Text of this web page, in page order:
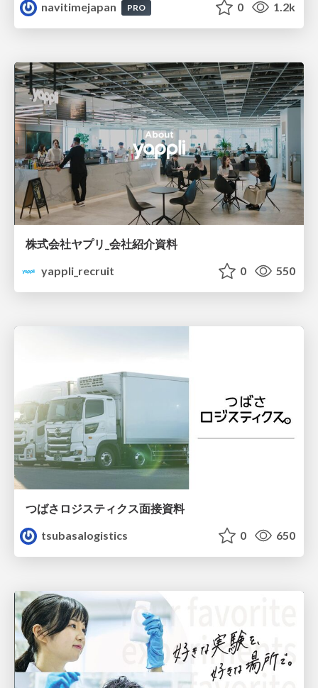
navitimejapan PRO 0 1.2k
株式会社ヤプリ_会社紹介資料
yappli_recruit
0 550
つばさロジスティクス面接資料
tsubasalogistics
0 650